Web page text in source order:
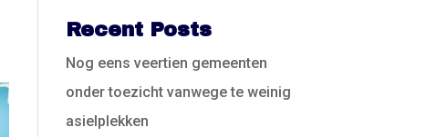
Recent Posts
Nog eens veertien gemeenten
onder toezicht vanwege te weinig
asielplekken